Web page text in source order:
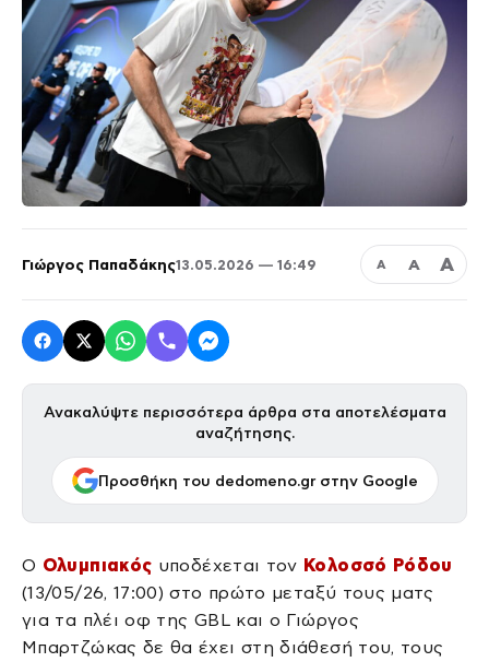
Γιώργος Παπαδάκης13.05.2026 — 16:49 Α Α Α
Ανακαλύψτε περισσότερα άρθρα στα αποτελέσματα
αναζήτησης.
Προσθήκη του dedomeno.gr στην Google
Ο Ολυμπιακός υποδέχεται τον Κολοσσό Ρόδου
(13/05/26, 17:00) στο πρώτο μεταξύ τους ματς
για τα πλέι οφ της GBL και ο Γιώργος
Μπαρτζώκας δε θα έχει στη διάθεσή του, τους